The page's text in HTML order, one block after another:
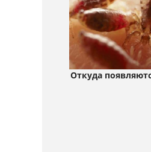
Откуда